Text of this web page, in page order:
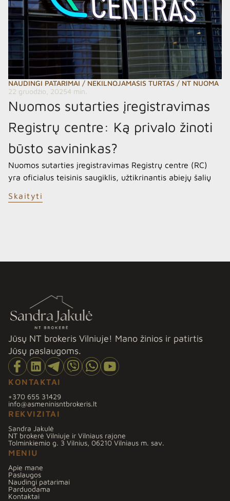
NAUDINGI PATARIMAI / NEKILNOJAMASIS TURTAS / NT NUOMA
22 gruodžio, 20254 min.
Nuomos sutarties įregistravimas
Registrų centre: Ką privalo žinoti
būsto savininkas?
Nuomos sutarties įregistravimas Registrų centre (RC)
yra oficialus teisinis saugiklis, užtikrinantis abiejų šalių
papildomų svertų valdant turtą bei oficialų pagrindą
Kaip NT brokerė, […]
Skaityti
Jūsų NT brokeris Vilniuje! Mano žinios ir patirtis
Jūsų paslaugoms.
KONTAKTAI
+370 655 31429
info@asmeninisntbrokeris.lt
REKVIZITAI
Sandra Jakulė
NT brokerė Vilniuje ir Vilniaus rajone
Tolminkiemio g. 3 Vilnius, 06210 Vilniaus m. sav.
MENIU
Apie mane
Paslaugos
Naudingi patarimai
Parduodama
Kontaktai